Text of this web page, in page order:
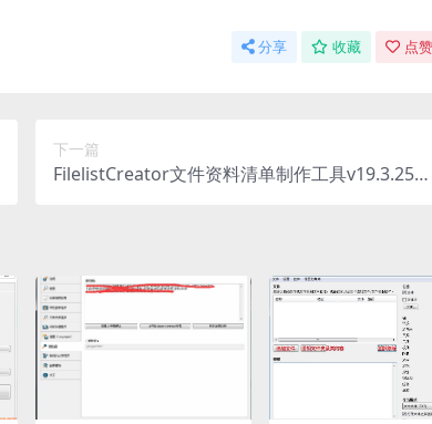
分享 收藏 点
下一篇
FilelistCreator文件资料清单制作工具v19.3.25中